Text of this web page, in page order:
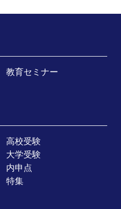
教育セミナー
高校受験
大学受験
内申点
特集